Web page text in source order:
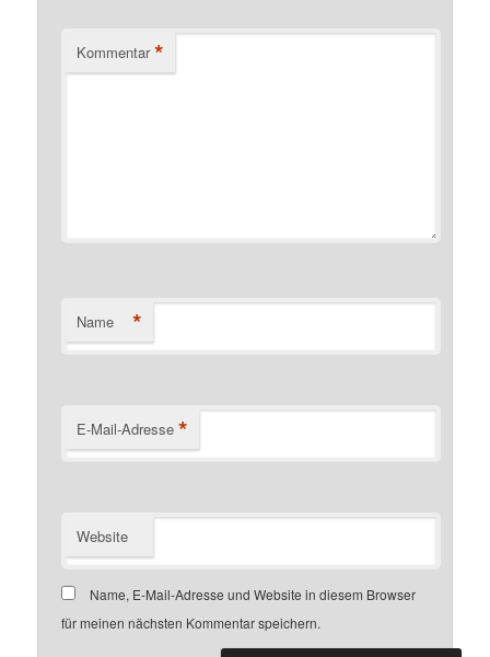
Kommentar *
Name *
E-Mail-Adresse *
Website
Name, E-Mail-Adresse und Website in diesem Browser
für meinen nächsten Kommentar speichern.